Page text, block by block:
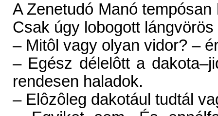
A Zenetudó Manó
Csak úgy lobogott
– Mitôl vagy olyan vidor? –
– Egész délelôtt a
rendesen haladok.
– Elôzôleg dakotául tudtál